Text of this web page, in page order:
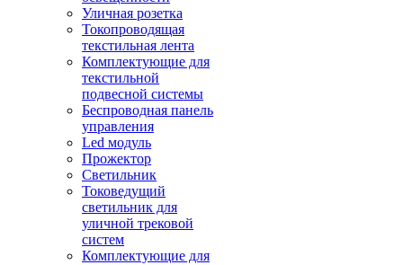
Уличная розетка
Токопроводящая
текстильная лента
Комплектующие для
текстильной
подвесной системы
Беспроводная панель
управления
Led модуль
Прожектор
Светильник
Токоведущий
светильник для
уличной трековой
систем
Комплектующие для